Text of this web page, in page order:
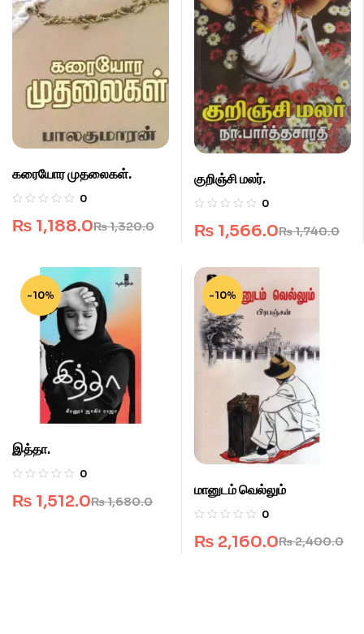
கரையோர முதலைகள்.
0
₨1,320.0
₨ 1,188.0
குறிஞ்சி மலர்.
0
₨1,740.0
₨ 1,566.0
-10%
இத்தா.
0
₨1,680.0
₨ 1,512.0
-10%
மானுடம் வெல்லும்
0
₨2,400.0
₨ 2,160.0